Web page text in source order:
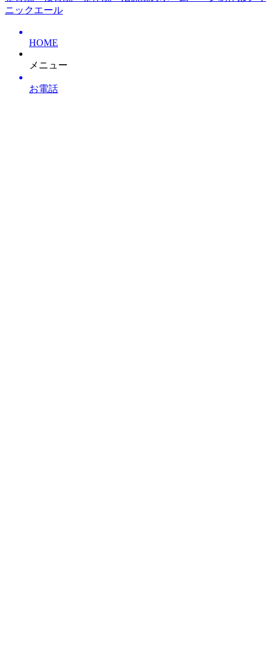
ニックエール
HOME
メニュー
お電話